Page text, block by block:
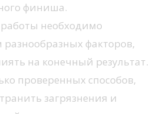
финиша.
необходимо
разнообразных факторов,
на конечный результат.
проверенных способов,
загрязнения и